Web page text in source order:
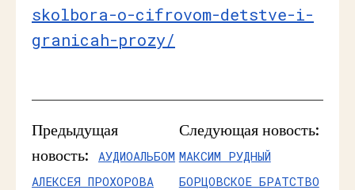
skolbora-o-cifrovom-detstve-i-
granicah-prozy/
Предыдущая
новость:
АУДИОАЛЬБОМ
АЛЕКСЕЯ ПРОХОРОВА
Следующая новость:
МАКСИМ РУДНЫЙ
БОРЦОВСКОЕ БРАТСТВО